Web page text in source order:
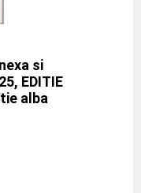
si
EDITIE
alba